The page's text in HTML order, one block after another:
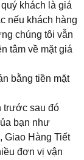
khách là giá
nếu khách hàng
chúng tôi vẫn
tâm về mặt giá
bằng tiền mặt
trước sau đó
bạn như
Giao Hàng Tiết
đơn vị vận